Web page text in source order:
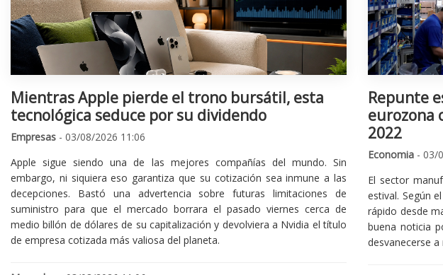
Mientras Apple pierde el trono bursátil, esta
tecnológica seduce por su dividendo
Empresas - 03/08/2026 11:06
Apple sigue siendo una de las mejores compañías del mundo. Sin
embargo, ni siquiera eso garantiza que su cotización sea inmune a las
decepciones. Bastó una advertencia sobre futuras limitaciones de
suministro para que el mercado borrara el pasado viernes cerca de
medio billón de dólares de su capitalización y devolviera a Nvidia el título
de empresa cotizada más valiosa del planeta.
Repunte
eurozona
2022
Economia - 03/
El sector
estival. Según
rápido desde
buena noticia
desvanecerse